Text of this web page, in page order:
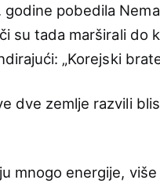
godine pobedila
su tada marširali do
„Korejski
dve zemlje razvili
mnogo energije,